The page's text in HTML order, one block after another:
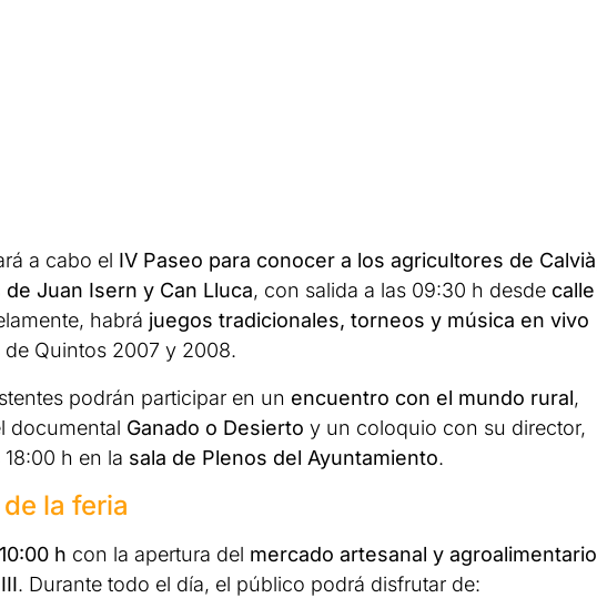
a cabo el IV Paseo para conocer a los agricultores de Calvià
Juan Isern y Can Lluca, con salida a las 09:30 h desde calle
habrá juegos tradicionales, torneos y música en vivo
Quintos 2007 y 2008.
podrán participar en un encuentro con el mundo rural,
documental Ganado o Desierto y un coloquio con su director,
h en la sala de Plenos del Ayuntamiento.
la feria
10:00 h con la apertura del mercado artesanal y agroalimentario
. Durante todo el día, el público podrá disfrutar de: